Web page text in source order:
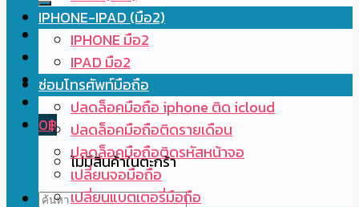
0฿
ไม่มีสินค้าในตะกร้า
ค้นหา:
IPHONE-IPAD (มือ2)
IPHONE มือ2
IPAD มือ2
ซ่อมโทรศัพท์มือถือ
ปลดล็อคมือถือ iphone ติด icloud
ปลดล็อคมือถือติดรายเดือน
ปลดล็อคมือถือติดรหัสหน้าจอ
เปลี่ยนจอมือถือ
เปลี่ยนแบตเตอรี่มือถือ